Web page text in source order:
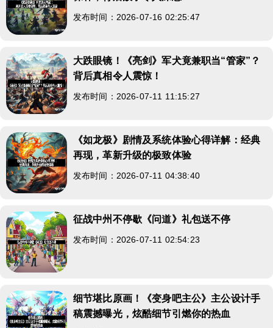
发布时间：2026-07-16 02:25:47
大跌眼镜！《亮剑》军犬竟兼职当“管家”？
背后真相令人震惊！
发布时间：2026-07-11 11:15:27
《如龙极》剧情及系统体验心得详解：经典
再现，革新升级的极致体验
发布时间：2026-07-11 04:38:40
征战中州不停歇《问道》礼包送不停
发布时间：2026-07-11 02:54:23
细节堪比原画！《变身吧主公》主公设计手
稿震撼曝光，炫酷细节引燃你的热血